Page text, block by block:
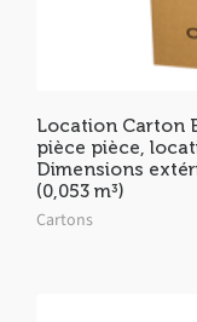
Location Carton
pièce pièce,
Dimensions
(0,053 m³)
Cartons